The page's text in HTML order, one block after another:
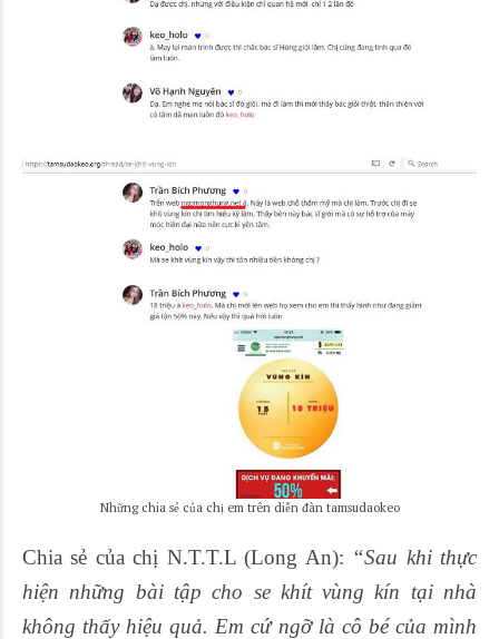
Những chia sẻ của chị em trên diễn đàn tamsudaokeo
Chia sẻ của chị N.T.T.L (Long An): “Sau khi thực
hiện những bài tập cho se khít vùng kín tại nhà
không thấy hiệu quả. Em cứ ngỡ là cô bé của mình